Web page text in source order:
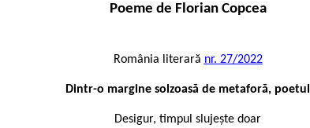
Poeme de Florian Copcea
România literară nr. 27/2022
Dintr-o margine solzoasă de metaforă, poetul
Desigur, timpul slujeşte doar